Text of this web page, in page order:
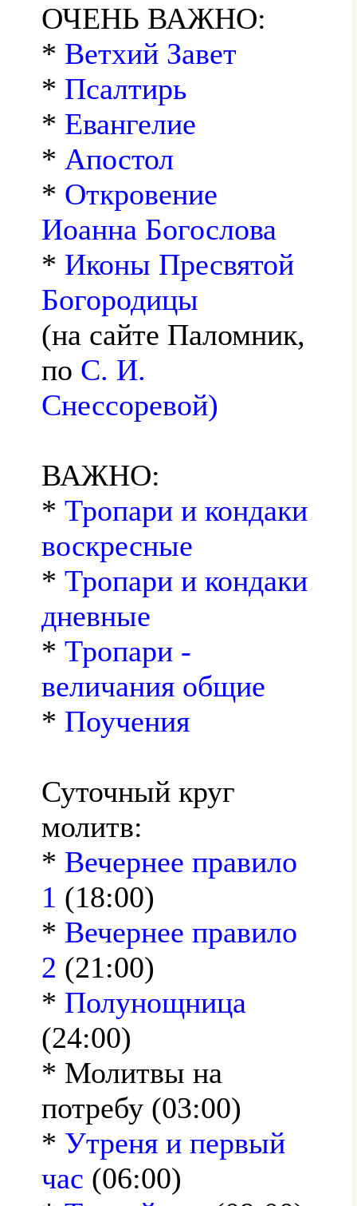
ОЧЕНЬ ВАЖНО:
* Ветхий Завет
* Псалтирь
* Евангелие
* Апостол
* Откровение
Иоанна Богослова
* Иконы Пресвятой
Богородицы
(на сайте Паломник,
по С. И.
Снессоревой)
ВАЖНО:
* Тропари и кондаки
воскресные
* Тропари и кондаки
дневные
* Тропари -
величания общие
* Поучения
Суточный круг
молитв:
* Вечернее правило
1 (18:00)
* Вечернее правило
2 (21:00)
* Полунощница
(24:00)
* Молитвы на
потребу (03:00)
* Утреня и первый
час (06:00)